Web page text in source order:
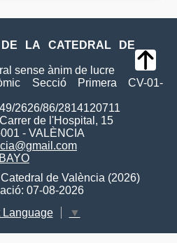
DE LA CATEDRAL DE
sense ànim de lucre
Secció Primera CV-01-
2626/86/2814120711
de l'Hospital, 15
- VALÈNCIA
de València (2026)
07-08-2026
Language
▼